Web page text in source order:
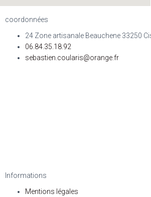
coordonnées
24 Zone artisanale Beauchene 33250
06.84.35.18.92
sebastien.coularis@orange.fr
Informations
Mentions légales